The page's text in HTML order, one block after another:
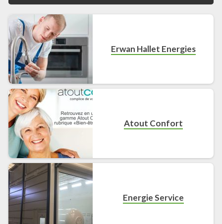
Erwan Hallet Energies
Atout Confort
Energie Service